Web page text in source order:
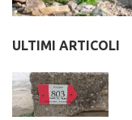
ULTIMI ARTICOLI